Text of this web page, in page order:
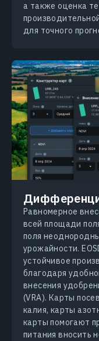
а также оценка
для точного
Равномерное
всей площади
поля
урожайности.
устойчивое
благодаря
внесения
(VRA). Карты
калия, карты
карты помогают
питания вносить